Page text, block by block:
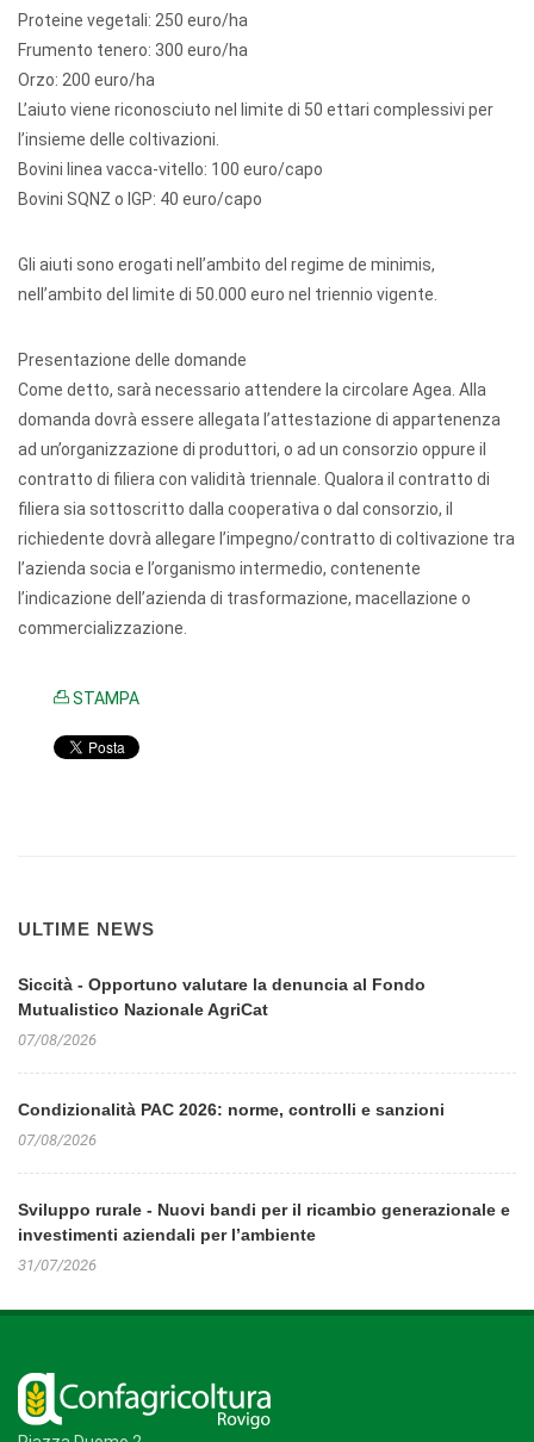
Proteine vegetali: 250 euro/ha
Frumento tenero: 300 euro/ha
Orzo: 200 euro/ha
L’aiuto viene riconosciuto nel limite di 50 ettari complessivi per
l’insieme delle coltivazioni.
Bovini linea vacca-vitello: 100 euro/capo
Bovini SQNZ o IGP: 40 euro/capo
Gli aiuti sono erogati nell’ambito del regime de minimis,
nell’ambito del limite di 50.000 euro nel triennio vigente.
Presentazione delle domande
Come detto, sarà necessario attendere la circolare Agea. Alla
domanda dovrà essere allegata l’attestazione di appartenenza
ad un’organizzazione di produttori, o ad un consorzio oppure il
contratto di filiera con validità triennale. Qualora il contratto di
filiera sia sottoscritto dalla cooperativa o dal consorzio, il
richiedente dovrà allegare l’impegno/contratto di coltivazione tra
l’azienda socia e l’organismo intermedio, contenente
l’indicazione dell’azienda di trasformazione, macellazione o
commercializzazione.
STAMPA
ULTIME NEWS
Siccità - Opportuno valutare la denuncia al Fondo
Mutualistico Nazionale AgriCat
07/08/2026
Condizionalità PAC 2026: norme, controlli e sanzioni
07/08/2026
Sviluppo rurale - Nuovi bandi per il ricambio generazionale e
investimenti aziendali per l’ambiente
31/07/2026